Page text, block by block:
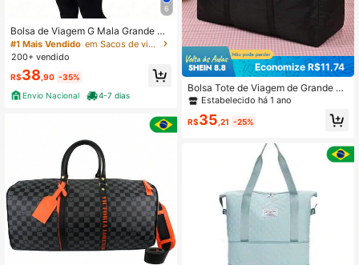
4,88 5.8K Seguidores
6
Bolsa de Viagem G Mala Grande Re
sistente Dobrável 45L Reforçada F
amilia Impermeável Durável Prática
ega Fábrica
#1 Mais Vendido
em Sacos de viagem dobráveis
200+ vendido
R$38,90 -35%
Envio Nacional
4-7 dias
Economize R$11,74
Bolsa Tote de Viagem de Grande C
apacidade, Bolsa de Armazenamen
rio com Zíper e Alça Reforçada, Ace
Estabelecido há 1 ano
R$35 ,21 -25%